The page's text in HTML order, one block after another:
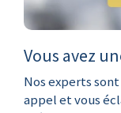
Vous avez
Nos experts
appel et vous